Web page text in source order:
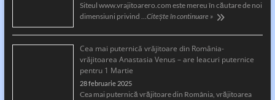
Siteul www.vrajitoarero.com este mereu în căutare de noi
dimensiuni privind …Citește în continuare »
Cea mai puternică vrăjitoare din România-
vrăjitoarea Anastasia Venus – are leacuri puternice
pentru 1 Martie
28 februarie 2025
Cea mai puternică vrăjitoare din România, vrăjitoarea